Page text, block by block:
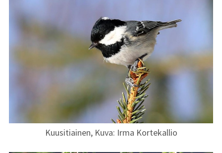
Kuusitiainen, Kuva: Irma Kortekallio